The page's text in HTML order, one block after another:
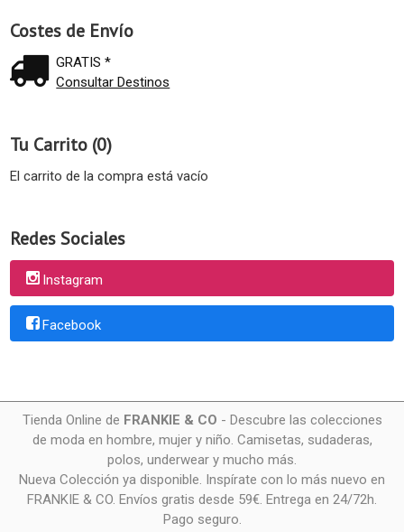
Costes de Envío
GRATIS *
Consultar Destinos
Tu Carrito (0)
El carrito de la compra está vacío
Redes Sociales
Instagram
Facebook
Tienda Online de FRANKIE & CO - Descubre las colecciones
de moda en hombre, mujer y niño. Camisetas, sudaderas,
polos, underwear y mucho más.
Nueva Colección ya disponible. Inspírate con lo más nuevo en
FRANKIE & CO. Envíos gratis desde 59€. Entrega en 24/72h.
Pago seguro.